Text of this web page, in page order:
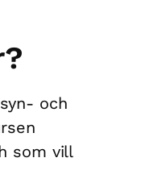
och
som vill